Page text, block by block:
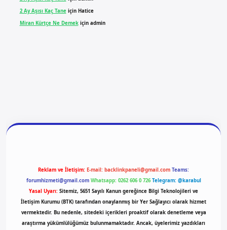
2 Ay Aşısı Kaç Taneiçin Hatice
Miran Kürtçe Ne Demekiçin admin
Reklam ve İletişim: E-mail: backlinkpaneli@gmail.com Teams:
forumhizmeti@gmail.com Whatsapp: 0262 606 0 726 Telegram: @karabul
Yasal Uyarı: Sitemiz, 5651 Sayılı Kanun gereğince Bilgi Teknolojileri ve
İletişim Kurumu (BTK) tarafından onaylanmış bir Yer Sağlayıcı olarak hizmet
vermektedir. Bu nedenle, sitedeki içerikleri proaktif olarak denetleme veya
araştırma yükümlülüğümüz bulunmamaktadır. Ancak, üyelerimiz yazdıkları